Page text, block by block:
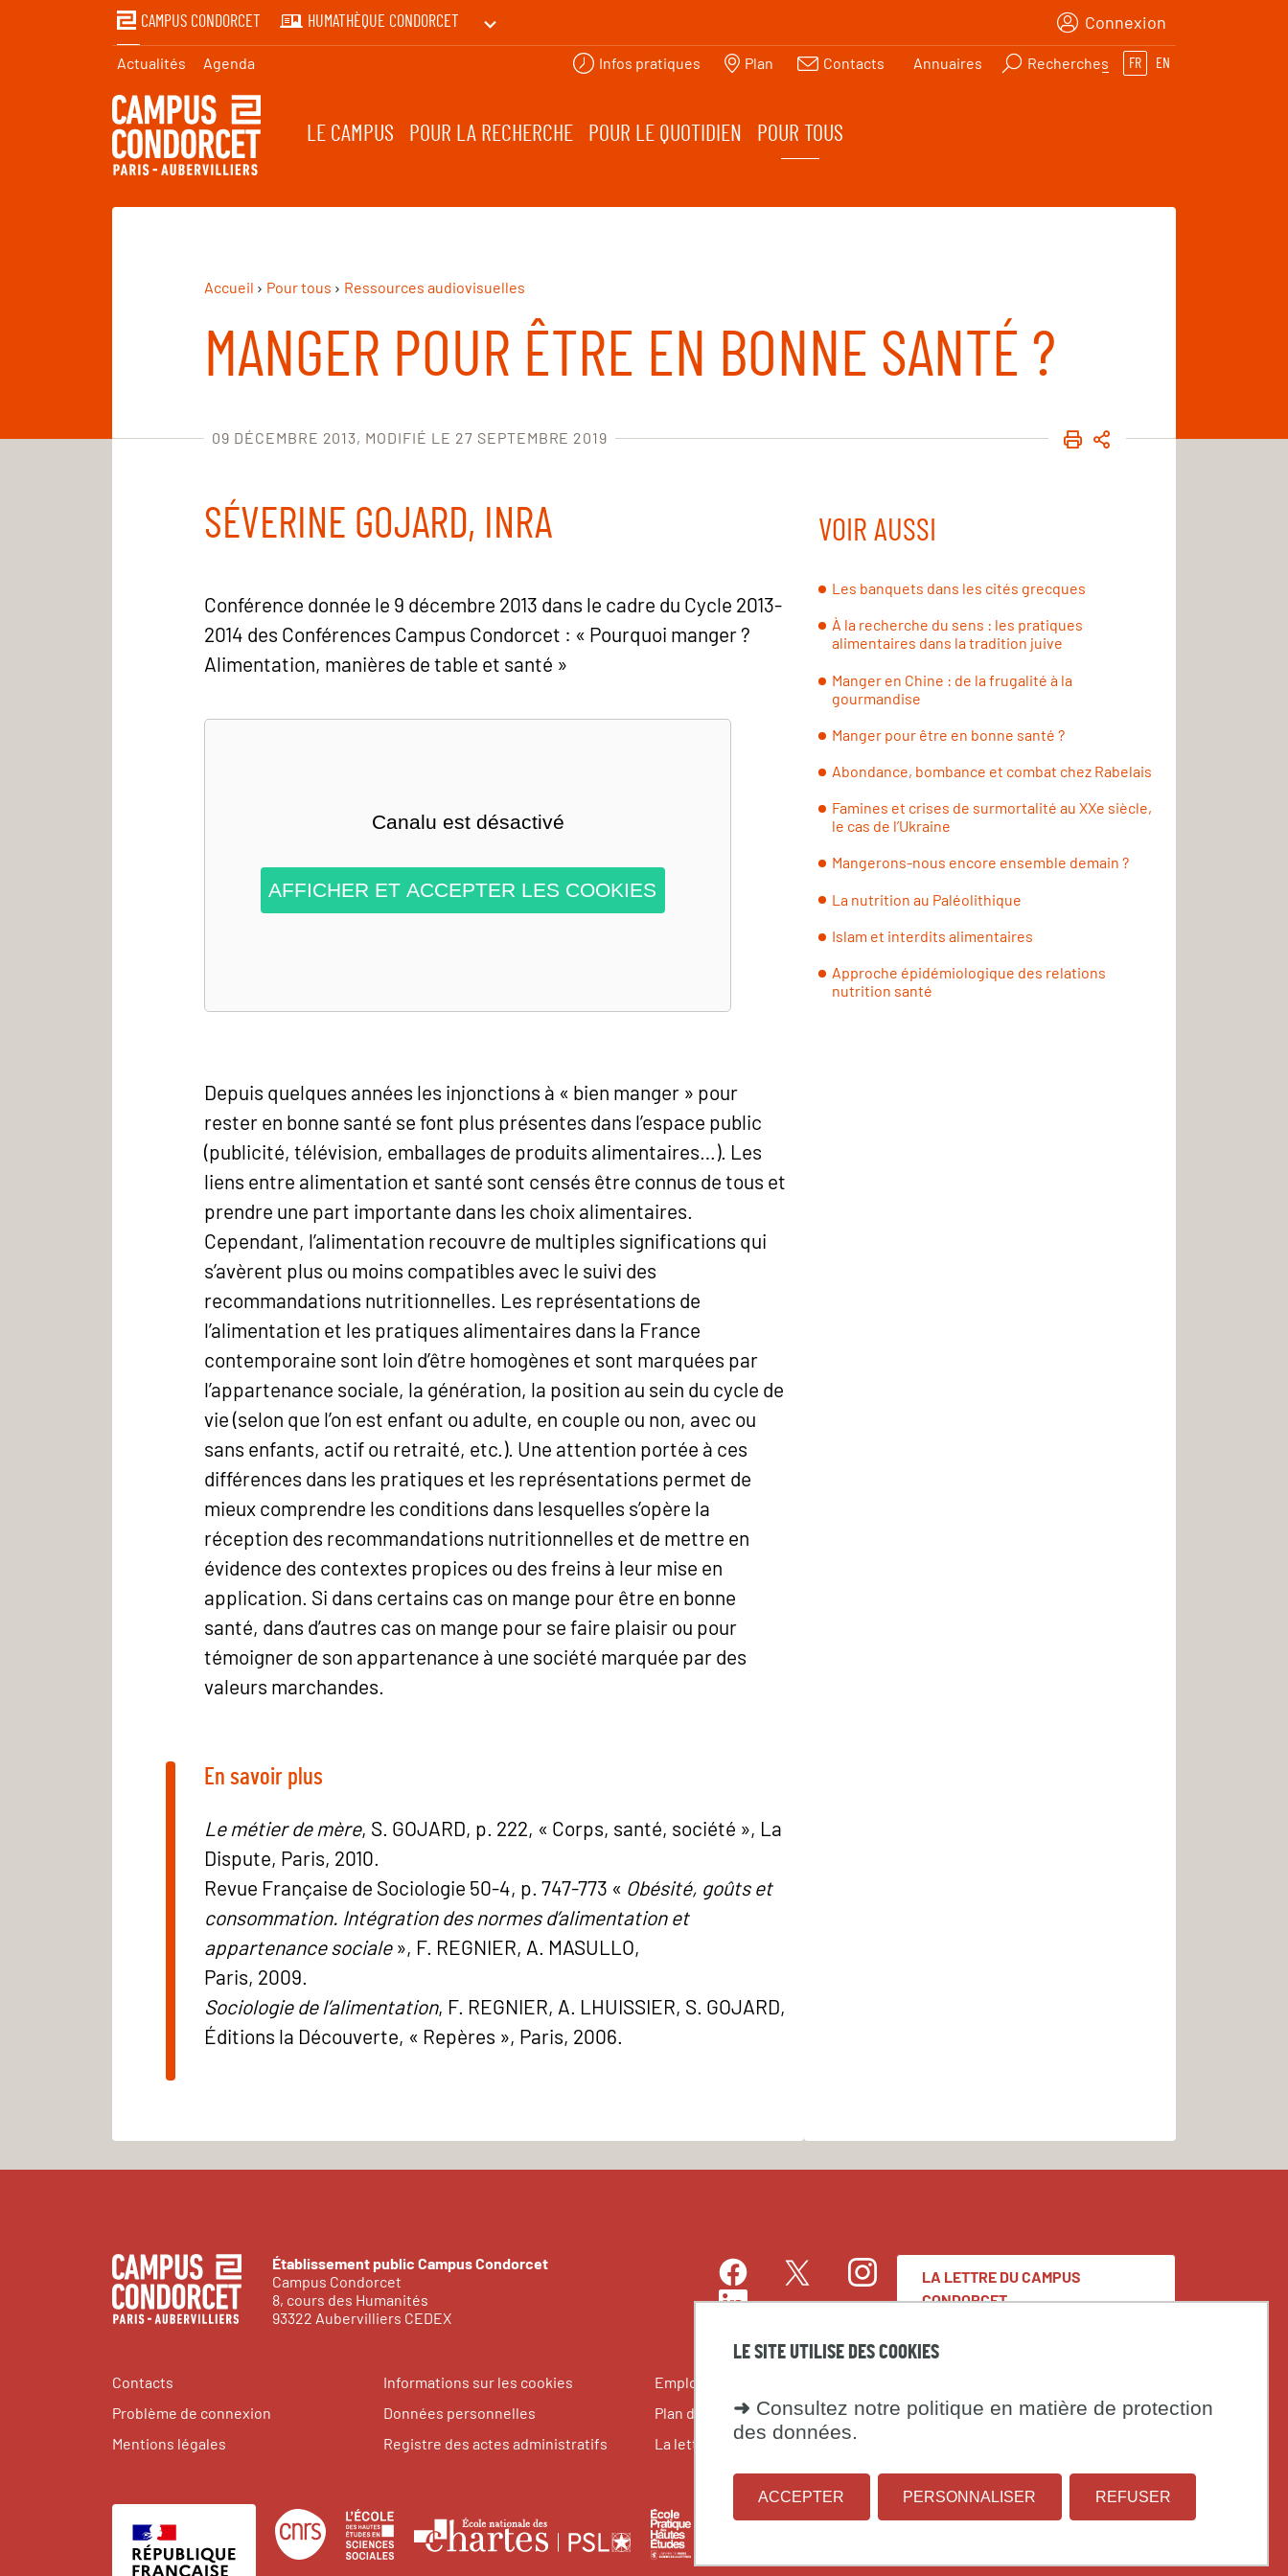
LE SITE UTILISE DES COOKIES
➜ Consultez notre politique en matière de protection
des données.
ACCEPTER REFUSER
PERSONNALISER
CAMPUS CONDORCET HUMATHÈQUE CONDORCET
PRINTEMPS DES HUMANITÉS
Connexion
Actualités Agenda Infos pratiques Plan Contacts Annuaires Recherches FR EN
LE CAMPUS POUR LA RECHERCHE POUR LE QUOTIDIEN POUR TOUS
Accueil Pour tous Ressources audiovisuelles
MANGER POUR ÊTRE EN BONNE SANTÉ ?
09 DÉCEMBRE 2013 MODIFIÉ LE 27 SEPTEMBRE 2019 IMPRIMER
PARTAGER
SÉVERINE GOJARD, INRA
Conférence donnée le 9 décembre 2013 dans le cadre du Cycle 2013-
2014 des Conférences Campus Condorcet : « Pourquoi manger ?
Alimentation, manières de table et santé »
Canalu est désactivé
AFFICHER ET ACCEPTER LES COOKIES
Depuis quelques années les injonctions à « bien manger » pour
rester en bonne santé se font plus présentes dans l’espace public
(publicité, télévision, emballages de produits alimentaires…). Les
liens entre alimentation et santé sont censés être connus de tous et
prendre une part importante dans les choix alimentaires.
Cependant, l’alimentation recouvre de multiples significations qui
s’avèrent plus ou moins compatibles avec le suivi des
recommandations nutritionnelles. Les représentations de
l’alimentation et les pratiques alimentaires dans la France
contemporaine sont loin d’être homogènes et sont marquées par
l’appartenance sociale, la génération, la position au sein du cycle de
vie (selon que l’on est enfant ou adulte, en couple ou non, avec ou
sans enfants, actif ou retraité, etc.). Une attention portée à ces
différences dans les pratiques et les représentations permet de
mieux comprendre les conditions dans lesquelles s’opère la
réception des recommandations nutritionnelles et de mettre en
évidence des contextes propices ou des freins à leur mise en
application. Si dans certains cas on mange pour être en bonne
santé, dans d’autres cas on mange pour se faire plaisir ou pour
témoigner de son appartenance à une société marquée par des
valeurs marchandes.
En savoir plus
Le métier de mère, S. GOJARD, p. 222, « Corps, santé, société », La
Dispute, Paris, 2010.
Revue Française de Sociologie 50-4, p. 747-773 « Obésité, goûts et
consommation. Intégration des normes d’alimentation et
appartenance sociale », F. REGNIER, A. MASULLO,
Paris, 2009.
Sociologie de l’alimentation, F. REGNIER, A. LHUISSIER, S. GOJARD,
Éditions la Découverte, « Repères », Paris, 2006.
VOIR AUSSI
Les banquets dans les cités grecques
À la recherche du sens : les pratiques
alimentaires dans la tradition juive
Manger en Chine : de la frugalité à la
gourmandise
Manger pour être en bonne santé ?
Abondance, bombance et combat chez Rabelais
Famines et crises de surmortalité au XXe siècle,
le cas de l’Ukraine
Mangerons-nous encore ensemble demain ?
La nutrition au Paléolithique
Islam et interdits alimentaires
Approche épidémiologique des relations
nutrition santé
Établissement public Campus Condorcet
Campus Condorcet
8, cours des Humanités
93322 Aubervilliers CEDEX
FacebookTwitter
InstagramLA LETTRE DU CAMPUS
CONDORCET
Contacts
Problème de connexion
Mentions légales
Informations sur les cookies
Données personnelles
Registre des actes administratifs
Emplois et stages
Plan du site
La lettre du Campus Condorcet
Marchés publics
Centre
national
École
des
École
nationale
École
pratique
Fondation
Institut
Université